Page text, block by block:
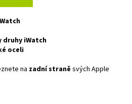
druhy iWatch
oceli
na zadní straně svých Apple